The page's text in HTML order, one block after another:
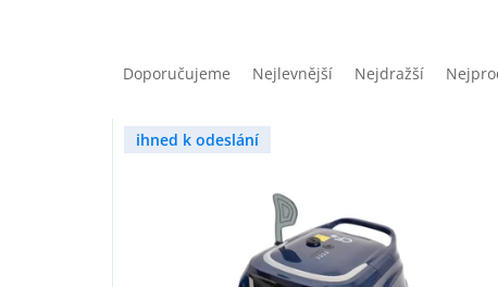
e
Doporučujeme Nejlevnější Nejdražší
ihned k odeslání